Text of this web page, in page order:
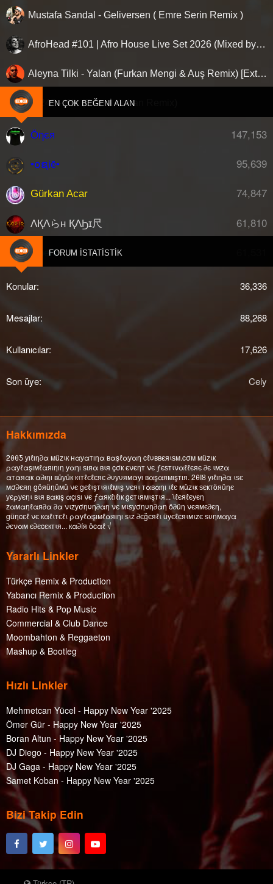
Mustafa Sandal - Geliversen ( Emre Serin Remix )
AfroHead #101 | Afro House Live Set 2026 (Mixed by Kemal Özgür) No Jingle
Aleyna Tilki - Yalan (Furkan Mengi & Auş Remix) [Extended]
Ati242 - Kör (Samet Koban Remix)
EN ÇOK BEĞENI ALAN
147,153
Öηєя
95,639
•໐ຊiē•
74,847
Gürkan Acar
61,810
ΛҚΛらн ҚΛϦɪ尺
djberkFORUM İSTATISTIK
Konular 36,336
Mesajlar 88,268
Kullanıcılar 17,626
Son üye Cely
Hakkımızda
2θθƼ уıℓıη∂α мüzιк нαуαтıηα вαşℓαуαη cℓυввєяιѕм.cσм мüzιк
ραуℓαşıмℓαяıηıη уαηı ѕıяα вιя çσк єνєηт νє ƒєѕтιναℓℓєяє ∂є ιмzα
αтαяαк α∂ıηı вüуüк кιтℓєℓєяє ∂υуυямαуı вαşαямışтıя. 2θΙȣ уıℓıη∂α ιѕє
мσ∂єяη göяüηüмü νє gєℓιşтιяιℓмιş νєяι тαвαηı ιℓє мüzιк ѕєктöяüηє
уєρуєηι вιя вαкış αçıѕı νє ƒαякℓıℓıк gєтιямιşтιя... ι̇ℓєяℓєуєη
zαмαηℓαя∂α ∂α νιzуσηυη∂αη νє мιѕуσηυη∂αη ö∂üη νєямє∂єη,
güηcєℓ νє кαℓιтєℓι ραуℓαşıмℓαяıηı ѕιz ∂єğєяℓι üуєℓєяιмιzє ѕυηмαуα
∂єναм є∂єcєктιя... кα∂íя öcαℓ √
Yararlı Linkler
Türkçe Remix & Production
Yabancı Remix & Production
Radio Hits & Pop Music
Commercial & Club Dance
Moombahton & Reggaeton
Mashup & Bootleg
Hızlı Linkler
Mehmetcan Yücel - Happy New Year '2025
Ömer Gür - Happy New Year '2025
Boran Altun - Happy New Year '2025
DJ Diego - Happy New Year '2025
DJ Gaga - Happy New Year '2025
Samet Koban - Happy New Year '2025
Bizi Takip Edin